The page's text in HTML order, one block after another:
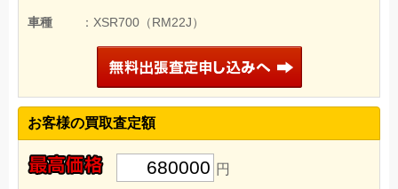
車種 ：XSR700（RM22J）
お客様の買取査定額
680000 円